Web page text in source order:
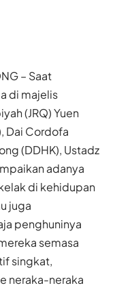
– Saat
di majelis
(JRQ) Yuen
Dai Cordofa
(DDHK), Ustadz
adanya
di kehidupan
juga
penghuninya
semasa
singkat,
neraka-neraka